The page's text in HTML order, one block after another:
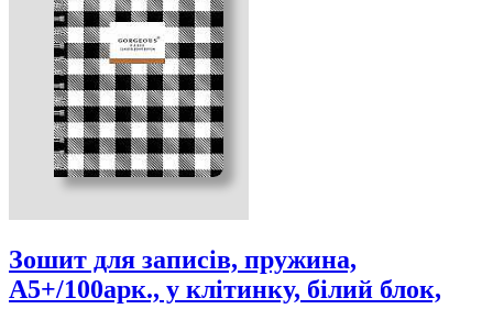
Зошит для записів, пружина,
А5+/100арк., у клітинку, білий блок,